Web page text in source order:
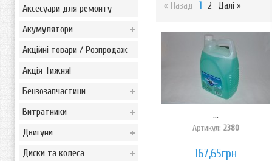
Аксесуари для ремонту
Акумулятори
Акційні товари / Розпродаж
Акція Тижня!
Бензозапчастини
Витратники
Двигуни
Диски та колеса
« Назад 1 2 Далі »
...
Артикул: 2380
167,65грн